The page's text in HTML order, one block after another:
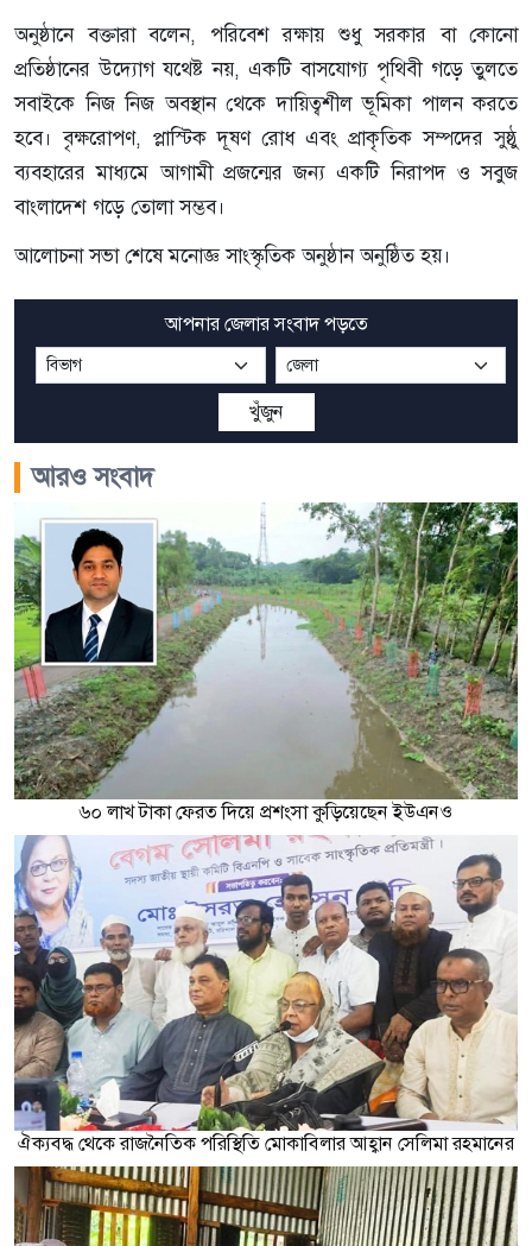
অনুষ্ঠানে বক্তারা বলেন, পরিবেশ রক্ষায় শুধু সরকার বা কোনো
প্রতিষ্ঠানের উদ্যোগ যথেষ্ট নয়, একটি বাসযোগ্য পৃথিবী গড়ে তুলতে
সবাইকে নিজ নিজ অবস্থান থেকে দায়িত্বশীল ভূমিকা পালন করতে
হবে। বৃক্ষরোপণ, প্লাস্টিক দূষণ রোধ এবং প্রাকৃতিক সম্পদের সুষ্ঠু
ব্যবহারের মাধ্যমে আগামী প্রজন্মের জন্য একটি নিরাপদ ও সবুজ
বাংলাদেশ গড়ে তোলা সম্ভব।
আলোচনা সভা শেষে মনোজ্ঞ সাংস্কৃতিক অনুষ্ঠান অনুষ্ঠিত হয়।
আপনার জেলার সংবাদ পড়তে
খুঁজুন
আরও সংবাদ
৬০ লাখ টাকা ফেরত দিয়ে প্রশংসা কুড়িয়েছেন ইউএনও
ঐক্যবদ্ধ থেকে রাজনৈতিক পরিস্থিতি মোকাবিলার আহ্বান সেলিমা রহমানের